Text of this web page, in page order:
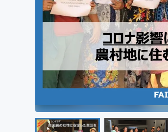
まちづくり・地域活性